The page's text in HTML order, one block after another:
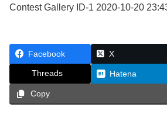
Contest Gallery ID-1 2020-10-20
Facebook X
Threads Hatena
Copy